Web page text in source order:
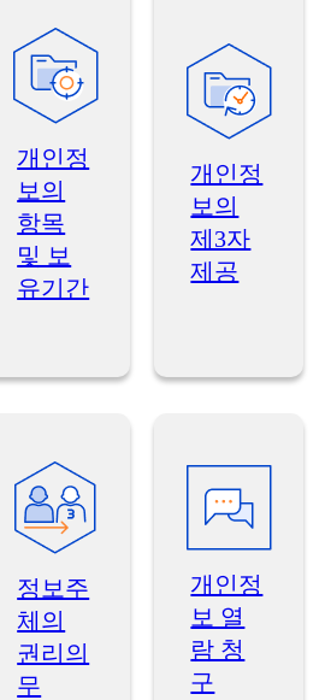
개인정
보의
항목
및 보
유기간
개인정
보의
제3자
제공
정보주
체의
권리의
무
개인정
보 열
람 청
구